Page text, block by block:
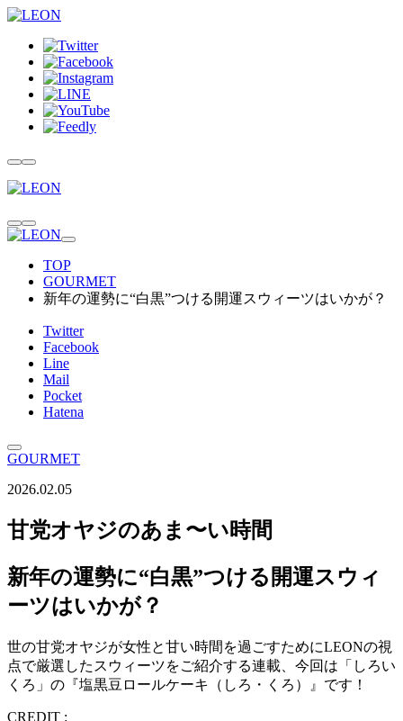
TOP
GOURMET
新年の運勢に“白黒”つける開運スウィーツはいかが？
Twitter
Facebook
Line
Mail
Pocket
Hatena
GOURMET
2026.02.05
甘党オヤジのあま〜い時間
新年の運勢に“白黒”つける開運スウィ
ーツはいかが？
世の甘党オヤジが女性と甘い時間を過ごすためにLEONの視
点で厳選したスウィーツをご紹介する連載、今回は「しろい
くろ」の『塩黒豆ロールケーキ（しろ・くろ）』です！
CREDIT :